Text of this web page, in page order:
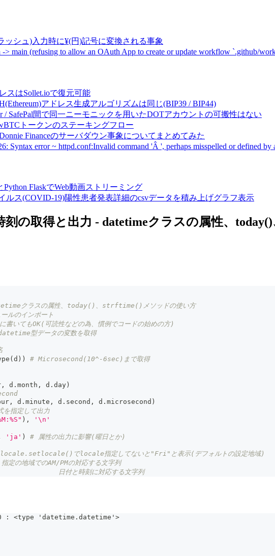
ッシュ)入力時に¥(円)記号に変換される事象
> main (refusing to allow an OAuth App to create or update workflow `.github/
スはSollet.ioで復元可能
アドレス生成アルゴリズムは同じ(BIP39 / BIP44)
/ SafePal間で同一ニーモニックを用いたDOTアカウントの可搬性はない
トークンのステーキングフロー
Financeのサーバダウン事象についてまとめてみた
Syntax error ~ httpd.conf:Invalid command 'Â ', perhaps misspelled or defined by
Python FlaskでWeb動画ストリーミング
ルス(COVID-19)陽性患者発表詳細のcsvデータを積み上げグラフ表示
刻の取得と出力 - datetimeクラスの属性、
クラスの属性、today()、strftime()メソッドの使い方
ルのインポート
いてもOK(可読性などの為、慣例でコードの始めの方)
型データの変数を取得
( d ) )
# Microsecond(10^-6sec)まで取得
, d . month , d . day )
, d . minute , d . second , d . microsecond )
指定して出力
) ,
'\n'
'ja' )
# 属性の出力に影響(曜日とか)
でlocale指定してないと"Fri"と表示(デフォルトの設定地域)
定の地域でのAM/PMの対応する文字列
日付と時刻に対応する文字列
: <type 'datetime.datetime'>